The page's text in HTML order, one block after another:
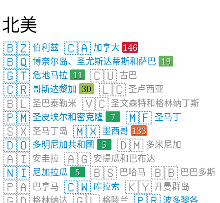
北美
🇧🇿 伯利兹 🇨🇦 加拿大 146
🇧🇶 博奈尔岛、圣尤斯达蒂斯和萨巴 19
🇬🇹 危地马拉 11 🇨🇺 古巴
🇨🇷 哥斯达黎加 30 🇱🇨 圣卢西亚
🇧🇱 圣巴泰勒米 🇻🇨 圣文森特和格林纳丁斯
🇵🇲 圣皮埃尔和密克隆 7 🇲🇫 圣马丁
🇸🇽 圣马丁岛 🇲🇽 墨西哥 133
🇩🇴 多明尼加共和國 5 🇩🇲 多米尼加
🇦🇮 安圭拉 🇦🇬 安提瓜和巴布达
🇳🇮 尼加拉瓜 5 🇧🇸 巴哈马 🇧🇧 巴巴多斯
🇵🇦 巴拿马 🇨🇼 库拉索 🇰🇾 开曼群岛
格林纳达 格陵兰 波多黎各